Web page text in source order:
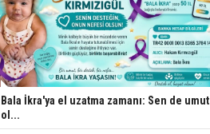
Bala İkra'ya el uzatma zamanı: Sen de umut
ol...